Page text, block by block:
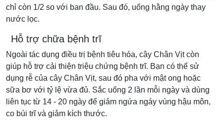
chỉ còn 1/2 so với ban đầu. Sau đó, uống hằng ngày thay
nước lọc.
Hỗ trợ chữa bệnh trĩ
Ngoài tác dụng điều trị bệnh tiêu hóa, cây Chân Vịt còn
giúp hỗ trợ cải thiện triệu chứng bệnh trĩ. Bạn có thể sử
dụng rễ của cây Chân Vịt, sau đó pha với mật ong hoặc
sữa bơ với tỷ lệ vừa đủ. Sắc uống 2 lần mỗi ngày và dùng
liên tục từ 14 - 20 ngày để giảm ngứa ngáy vùng hậu môn,
co búi trĩ và giảm kích thước.